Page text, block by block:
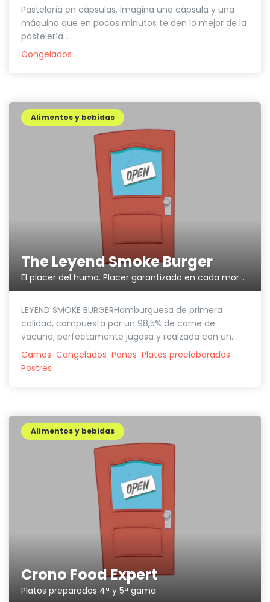
Pastelería en cápsulas. Imagina una cápsula y una
máquina que en pocos minutos te den lo mejor de la
pastelería...
Congelados
The Leyend Smoke Burger
El placer del humo. Placer garantizado en cada mordisco.
Alimentos y bebidas
LEYEND SMOKE BURGERHamburguesa de primera
calidad, compuesta por un 98,5% de carne de
vacuno, perfectamente jugosa y realzada con un...
Carnes Congelados Panes Platos preelaborados
Postres
Crono Food Expert
Platos preparados 4ª y 5ª gama
Alimentos y bebidas